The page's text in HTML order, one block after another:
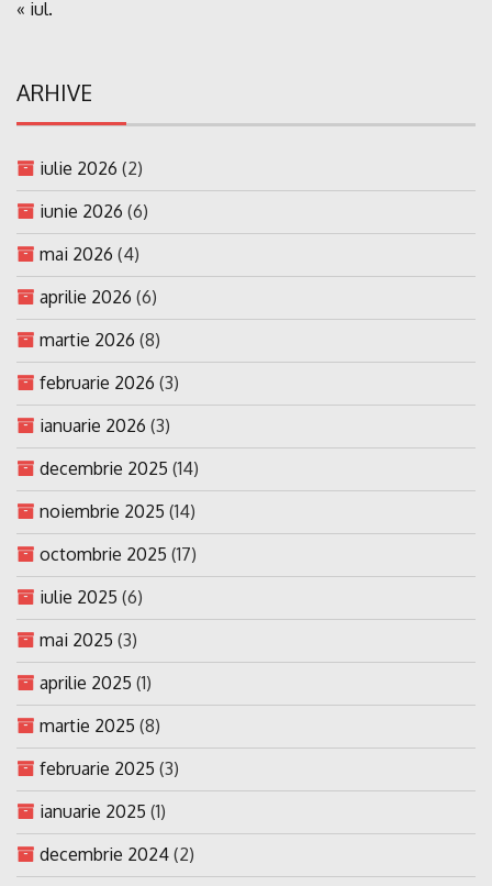
« iul.
ARHIVE
iulie 2026 (2)
iunie 2026 (6)
mai 2026 (4)
aprilie 2026 (6)
martie 2026 (8)
februarie 2026 (3)
ianuarie 2026 (3)
decembrie 2025 (14)
noiembrie 2025 (14)
octombrie 2025 (17)
iulie 2025 (6)
mai 2025 (3)
aprilie 2025 (1)
martie 2025 (8)
februarie 2025 (3)
ianuarie 2025 (1)
decembrie 2024 (2)